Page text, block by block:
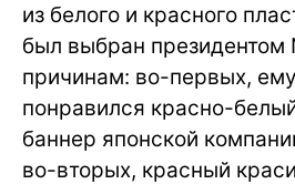
из белого и красного
был выбран президентом
причинам: во-первых,
понравился красно-
баннер японской
во-вторых, красный